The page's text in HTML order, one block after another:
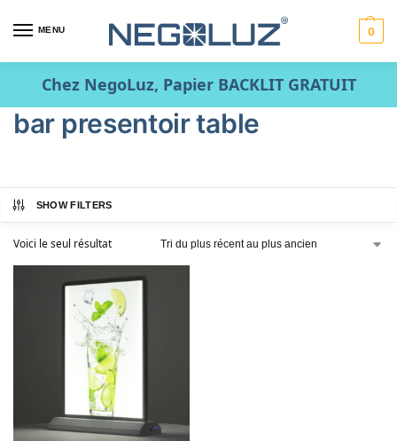
MENU 0
Chez NegoLuz, Papier BACKLIT GRATUIT
bar presentoir table
SHOW FILTERS
Voici le seul résultat